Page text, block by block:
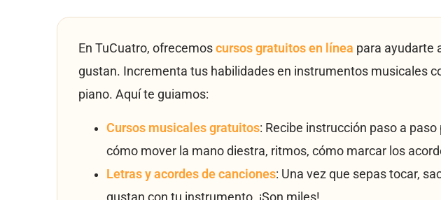
En TuCuatro, ofrecemos cursos gratuitos en línea para ayudarte
gustan. Incrementa tus habilidades en instrumentos musicales
piano. Aquí te guiamos:
Cursos musicales gratuitos: Recibe instrucción paso a
cómo mover la mano diestra, ritmos, cómo marcar los
Letras y acordes de canciones: Una vez que sepas tocar,
gustan con tu instrumento. ¡Son miles!